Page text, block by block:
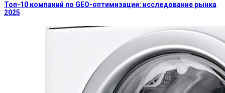
Топ-10 компаний по GEO-оптимизации: исследование рынка
2025